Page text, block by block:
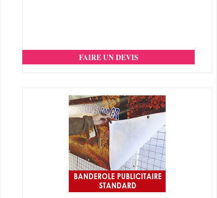
FAIRE UN DEVIS